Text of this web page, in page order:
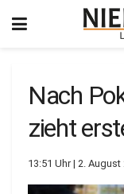
Nach
zieht
13:51 Uhr | 2. August